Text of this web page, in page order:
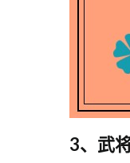
3、武